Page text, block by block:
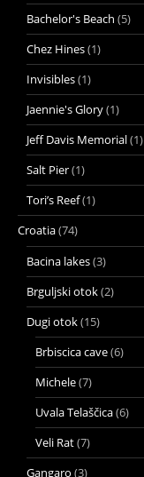
Bachelor's Beach (5)
Chez Hines(1)
Invisibles(1)
Jaennie's Glory(1)
Jeff Davis Memorial(1)
Salt Pier(1)
Tori’s Reef(1)
Croatia(74)
Bacina lakes(3)
Brguljski otok(2)
Dugi otok(15)
Brbiscica cave(6)
Michele(7)
Uvala Telaščica(6)
Veli Rat(7)
Gangaro (3)